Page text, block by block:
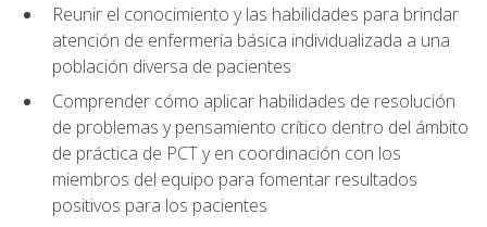
Reunir el conocimiento y las habilidades para brindar
atención de enfermería básica individualizada a una
población diversa de pacientes
Comprender cómo aplicar habilidades de resolución
de problemas y pensamiento crítico dentro del ámbito
de práctica de PCT y en coordinación con los
miembros del equipo para fomentar resultados
positivos para los pacientes